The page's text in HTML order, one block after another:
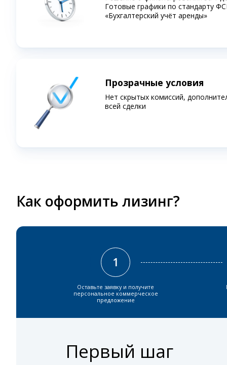
Готовые графики по стандарту
«Бухгалтерский учёт аренды»
Прозрачные условия
Нет скрытых комиссий,
всей сделки
Как оформить лизинг?
1
Оставьте заявку и получите
персональное коммерческое
предложение
Первый шаг